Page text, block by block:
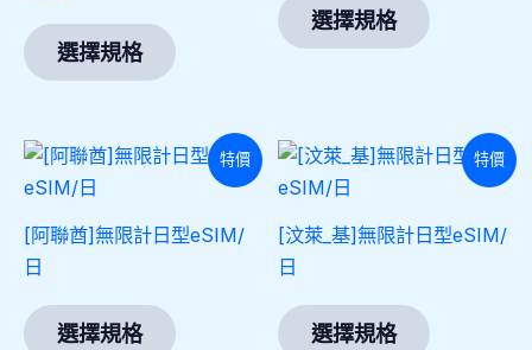
選擇規格
品
選
選
項
選擇規格
產
選
項
特價
[阿聯酋]無限計日型eSIM/
日
選擇規格
此
有
特價
[汶萊_基]無限計日型eSIM/
日
選擇規格
此
有